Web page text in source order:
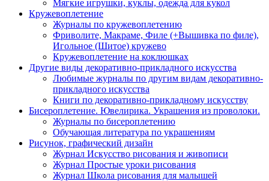
Мягкие игрушки, куклы, одежда для кукол
Кружевоплетение
Журналы по кружевоплетению
Фриволите, Макраме, Филе (+Вышивка по филе),
Игольное (Шитое) кружево
Кружевоплетение на коклюшках
Другие виды декоративно-прикладного искусства
Любимые журналы по другим видам декоративно-
прикладного искусства
Книги по декоративно-прикладному искусству
Бисероплетение. Ювелирика. Украшения из проволоки.
Журналы по бисероплетению
Обучающая литература по украшениям
Рисунок, графический дизайн
Журнал Искусство рисования и живописи
Журнал Простые уроки рисования
Журнал Школа рисования для малышей